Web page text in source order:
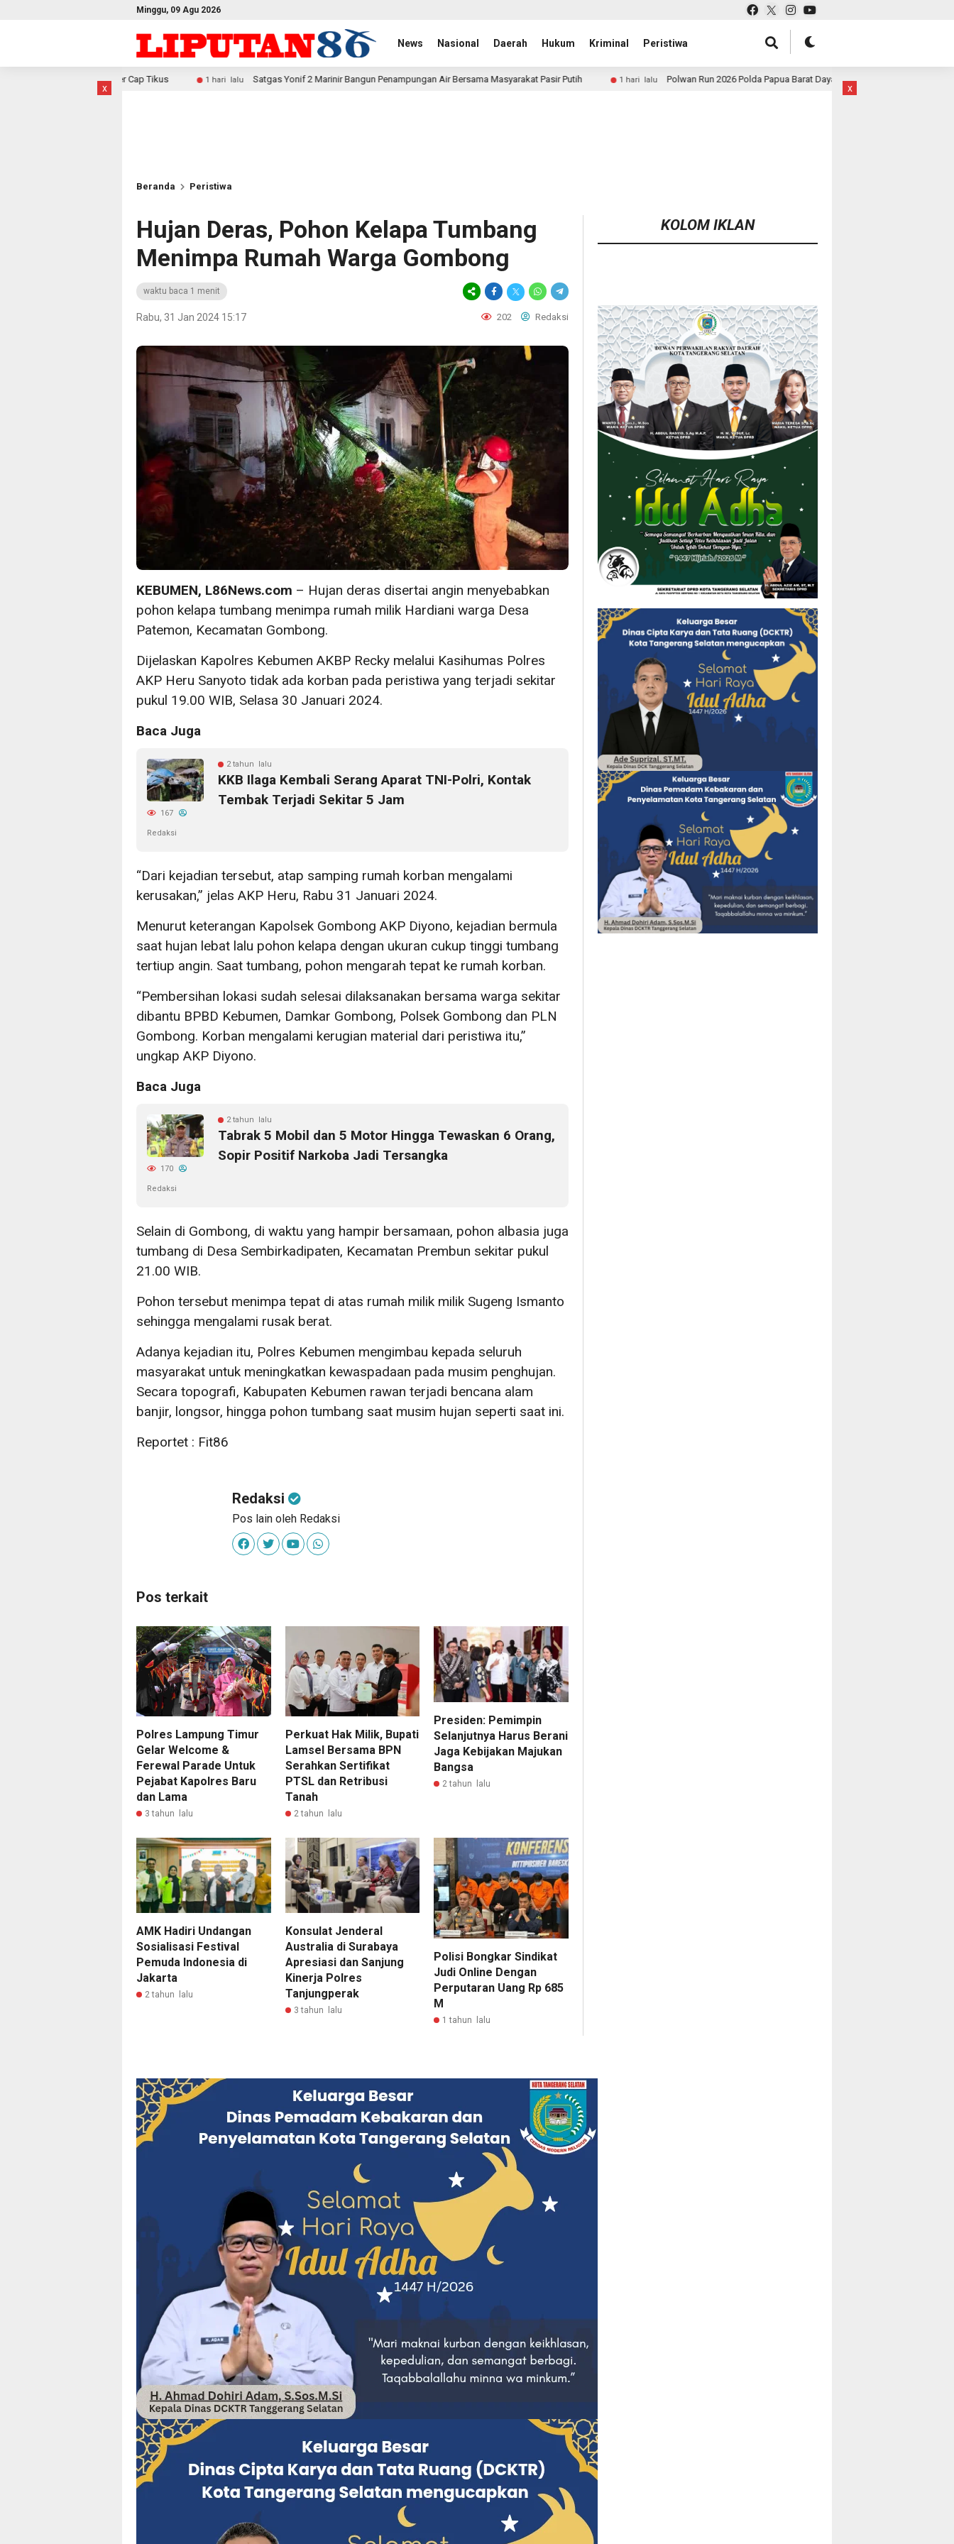
Minggu, 09 Agu 2026
News Nasional Daerah Hukum Kriminal Peristiwa
x
1 hari lalu Satgas Yonif 2 Marinir Bangun Penampungan Air Bersama Masyarakat Pasir Putih 1 hari lalu Polwan Run 2026 Polda Papua Barat Daya Meriah, Pererat Kebersamaan Polri dan Masyarakat
Beranda Peristiwa
Hujan Deras, Pohon Kelapa Tumbang
Menimpa Rumah Warga Gombong
waktu baca 1 menit
Rabu, 31 Jan 2024 15:17 202 Redaksi
KEBUMEN, L86News.com – Hujan deras disertai angin menyebabkan
pohon kelapa tumbang menimpa rumah milik Hardiani warga Desa
Patemon, Kecamatan Gombong.
Dijelaskan Kapolres Kebumen AKBP Recky melalui Kasihumas Polres
AKP Heru Sanyoto tidak ada korban pada peristiwa yang terjadi sekitar
pukul 19.00 WIB, Selasa 30 Januari 2024.
Baca Juga
2 tahun lalu
KKB Ilaga Kembali Serang Aparat TNI-Polri, Kontak
Tembak Terjadi Sekitar 5 Jam
167
Redaksi
“Dari kejadian tersebut, atap samping rumah korban mengalami
kerusakan,” jelas AKP Heru, Rabu 31 Januari 2024.
Menurut keterangan Kapolsek Gombong AKP Diyono, kejadian bermula
saat hujan lebat lalu pohon kelapa dengan ukuran cukup tinggi tumbang
tertiup angin. Saat tumbang, pohon mengarah tepat ke rumah korban.
“Pembersihan lokasi sudah selesai dilaksanakan bersama warga sekitar
dibantu BPBD Kebumen, Damkar Gombong, Polsek Gombong dan PLN
Gombong. Korban mengalami kerugian material dari peristiwa itu,”
ungkap AKP Diyono.
Baca Juga
2 tahun lalu
Tabrak 5 Mobil dan 5 Motor Hingga Tewaskan 6 Orang,
Sopir Positif Narkoba Jadi Tersangka
170
Redaksi
Selain di Gombong, di waktu yang hampir bersamaan, pohon albasia juga
tumbang di Desa Sembirkadipaten, Kecamatan Prembun sekitar pukul
21.00 WIB.
Pohon tersebut menimpa tepat di atas rumah milik milik Sugeng Ismanto
sehingga mengalami rusak berat.
Adanya kejadian itu, Polres Kebumen mengimbau kepada seluruh
masyarakat untuk meningkatkan kewaspadaan pada musim penghujan.
Secara topografi, Kabupaten Kebumen rawan terjadi bencana alam
banjir, longsor, hingga pohon tumbang saat musim hujan seperti saat ini.
Reportet : Fit86
Redaksi
Pos lain oleh Redaksi
Pos terkait
Polres Lampung Timur
Gelar Welcome &
Ferewal Parade Untuk
Pejabat Kapolres Baru
dan Lama
3 tahun lalu
Perkuat Hak Milik, Bupati
Lamsel Bersama BPN
Serahkan Sertifikat
PTSL dan Retribusi
Tanah
2 tahun lalu
Presiden: Pemimpin
Selanjutnya Harus Berani
Jaga Kebijakan Majukan
Bangsa
2 tahun lalu
AMK Hadiri Undangan
Sosialisasi Festival
Pemuda Indonesia di
Jakarta
2 tahun lalu
Konsulat Jenderal
Australia di Surabaya
Apresiasi dan Sanjung
Kinerja Polres
Tanjungperak
3 tahun lalu
Polisi Bongkar Sindikat
Judi Online Dengan
Perputaran Uang Rp 685
M
1 tahun lalu
KOLOM IKLAN
x